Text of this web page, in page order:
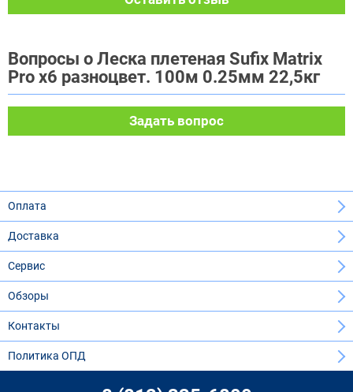
Вопросы о Леска плетеная Sufix Matrix
Pro x6 разноцвет. 100м 0.25мм 22,5кг
Задать вопрос
Оплата
Доставка
Сервис
Обзоры
Контакты
Политика ОПД